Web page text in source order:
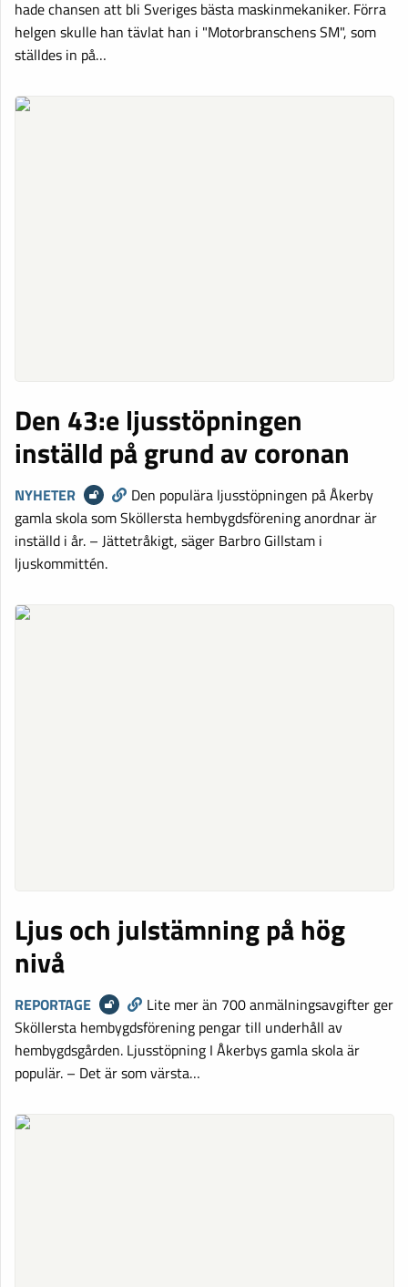
hade chansen att bli Sveriges bästa maskinmekaniker. Förra
helgen skulle han tävlat han i "Motorbranschens SM", som
ställdes in på…
Den 43:e ljusstöpningen
inställd på grund av coronan
NYHETER
Den populära ljusstöpningen på Åkerby
gamla skola som Sköllersta hembygdsförening anordnar är
inställd i år. – Jättetråkigt, säger Barbro Gillstam i
ljuskommittén.
Ljus och julstämning på hög
nivå
REPORTAGE
Lite mer än 700 anmälningsavgifter ger
Sköllersta hembygdsförening pengar till underhåll av
hembygdsgården. Ljusstöpning I Åkerbys gamla skola är
populär. – Det är som värsta…